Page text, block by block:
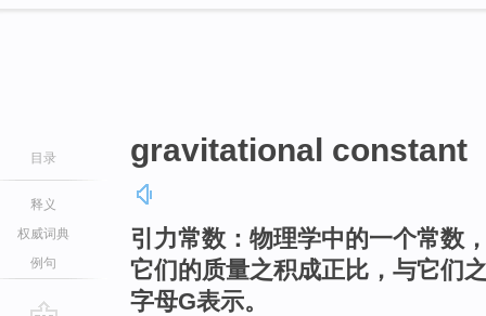
目录
释义
权威词典
例句
gravitational constant
引力常数：物理学中的一个常数
它们的质量之积成正比，与它们
字母G表示。